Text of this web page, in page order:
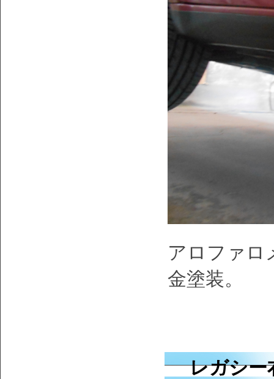
アロファロ
金塗装。
レガシー